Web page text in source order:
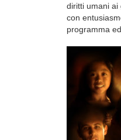
diritti umani ai
con
programma